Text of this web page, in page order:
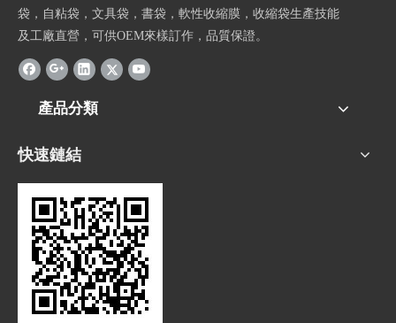
袋，自粘袋，文具袋，書袋，軟性收縮膜，收縮袋生產技能
及工廠直營，可供OEM來樣訂作，品質保證。
產品分類
快速鏈結